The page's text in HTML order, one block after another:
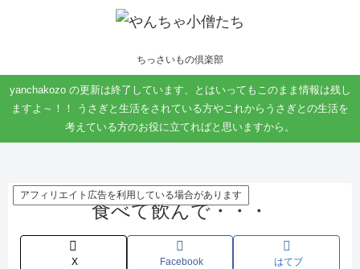
ちっさいもの倶楽部
yanchakozo の更新は終了しています、とはいってもこのまま情報は残し
ますよ～！！ うさぎと生活をされている方やこれからうさぎとの生活を
考えている方のお役に立てればと思いますから。
アフィリエイト広告を利用している場合があります
食べて飲んで・・・
X Facebook はてブ